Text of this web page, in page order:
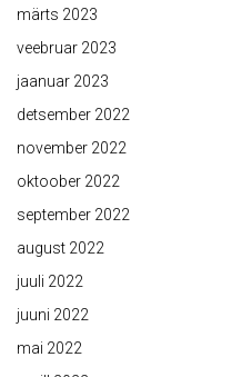
märts 2023
veebruar 2023
jaanuar 2023
detsember 2022
november 2022
oktoober 2022
september 2022
august 2022
juuli 2022
juuni 2022
mai 2022